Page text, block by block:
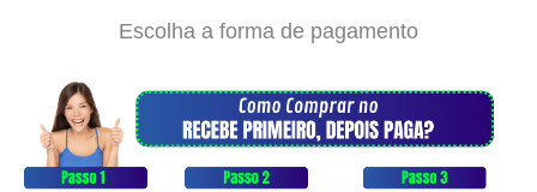
Escolha a forma de pagamento